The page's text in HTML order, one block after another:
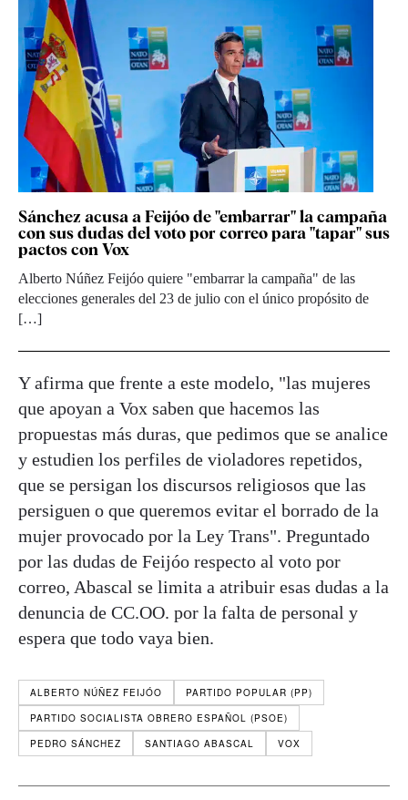
Sánchez acusa a Feijóo de "embarrar" la campaña
con sus dudas del voto por correo para "tapar" sus
pactos con Vox
Alberto Núñez Feijóo quiere "embarrar la campaña" de las
elecciones generales del 23 de julio con el único propósito de
[…]
Y afirma que frente a este modelo, "las mujeres
que apoyan a Vox saben que hacemos las
propuestas más duras, que pedimos que se analice
y estudien los perfiles de violadores repetidos,
que se persigan los discursos religiosos que las
persiguen o que queremos evitar el borrado de la
mujer provocado por la Ley Trans". Preguntado
por las dudas de Feijóo respecto al voto por
correo, Abascal se limita a atribuir esas dudas a la
denuncia de CC.OO. por la falta de personal y
espera que todo vaya bien.
ALBERTO NÚÑEZ FEIJÓO
PARTIDO POPULAR (PP)
PARTIDO SOCIALISTA OBRERO ESPAÑOL (PSOE)
PEDRO SÁNCHEZ
SANTIAGO ABASCAL VOX